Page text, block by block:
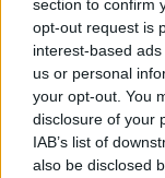
section to confirm
opt-out request is
interest-based
us or personal
your opt-out. You
disclosure of your
IAB’s list of
also be disclosed